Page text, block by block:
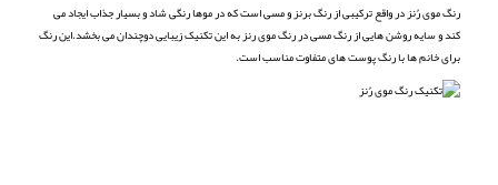
رنگ موی رُنز در واقع ترکیبی از رنگ برنز و مسی است که در موها رنگی شاد و بسیار جذاب ایجاد می
کند و سایه روشن هایی از رنگ مسی در رنگ موی رنز به این تکنیک زیبایی دوچندان می بخشد.این رنگ
برای خانم ها با رنگ پوست های متفاوت مناسب است.